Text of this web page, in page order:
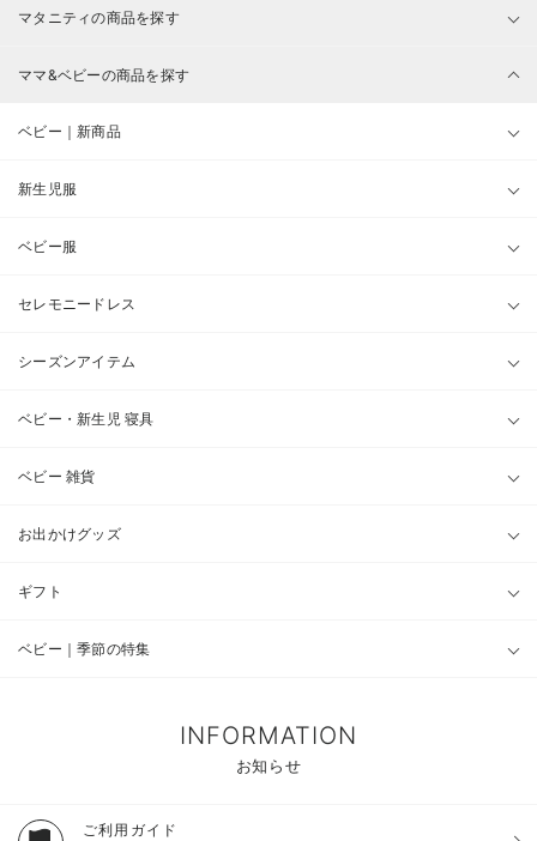
マタニティの商品を探す
ママ&ベビーの商品を探す
ベビー｜新商品
新生児服
ベビー服
セレモニードレス
シーズンアイテム
ベビー・新生児 寝具
ベビー 雑貨
お出かけグッズ
ギフト
ベビー｜季節の特集
INFORMATION
お知らせ
ご利用ガイド